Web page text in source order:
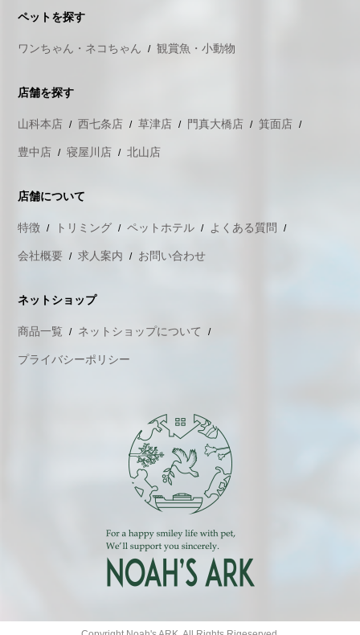
ペットを探す
ワンちゃん・ネコちゃん 観賞魚・小動物
店舗を探す
山科本店 西七条店 草津店 門真大橋店 箕面店
豊中店 寝屋川店 北山店
店舗について
特徴 トリミング ペットホテル よくある質問
会社概要 求人案内 お問い合わせ
ネットショップ
商品一覧 ネットショップについて
プライバシーポリシー